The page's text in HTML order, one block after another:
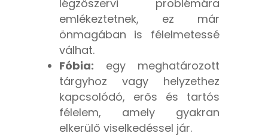
légzőszervi problémára
emlékeztetnek, ez már
önmagában is félelmetessé
válhat.
Fóbia: egy meghatározott
tárgyhoz vagy helyzethez
kapcsolódó, erős és tartós
félelem, amely gyakran
elkerülő viselkedéssel jár.